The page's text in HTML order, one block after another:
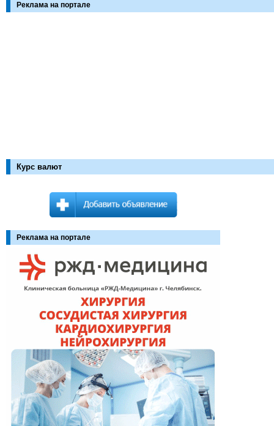
Реклама на портале
Курс валют
Реклама на портале